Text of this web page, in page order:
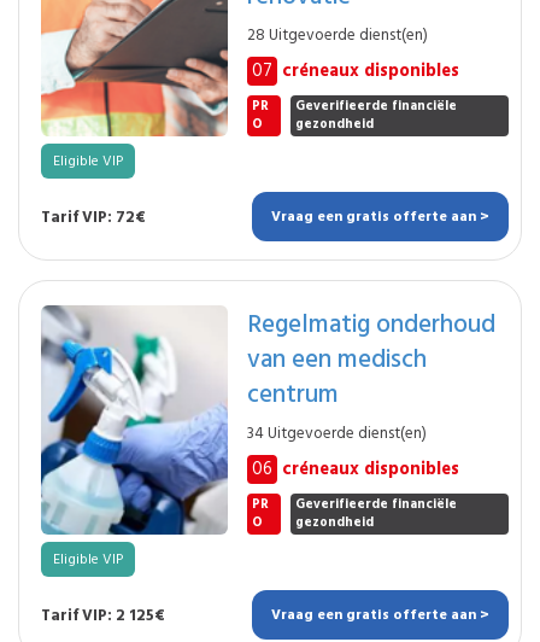
28 Uitgevoerde dienst(en)
07 créneaux disponibles
PR
O
Geverifieerde financiële
gezondheid
Eligible VIP
Tarif VIP: 72€ Vraag een gratis offerte aan >
Regelmatig onderhoud
van een medisch
centrum
34 Uitgevoerde dienst(en)
06 créneaux disponibles
PR
O
Geverifieerde financiële
gezondheid
Eligible VIP
Tarif VIP: 2 125€ Vraag een gratis offerte aan >